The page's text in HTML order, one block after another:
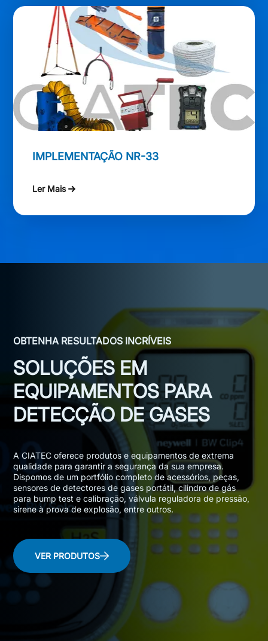
IMPLEMENTAÇÃO NR-33
Ler Mais
OBTENHA RESULTADOS INCRÍVEIS
SOLUÇÕES EM
EQUIPAMENTOS PARA
DETECÇÃO DE GASES
A CIATEC oferece produtos e equipamentos de extrema
qualidade para garantir a segurança da sua empresa.
Dispomos de um portfólio completo de acessórios, peças,
sensores de detectores de gases portátil, cilindro de gás
para bump test e calibração, válvula reguladora de pressão,
sirene à prova de explosão, entre outros.
VER PRODUTOS